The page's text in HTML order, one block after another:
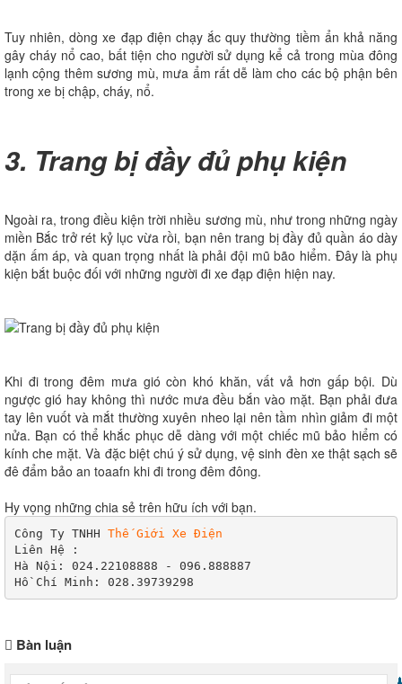
Tuy nhiên, dòng xe đạp điện chạy ắc quy thường tiềm ẩn khả năng
gây cháy nổ cao, bất tiện cho người sử dụng kể cả trong mùa đông
lạnh cộng thêm sương mù, mưa ẩm rất dễ làm cho các bộ phận bên
trong xe bị chập, cháy, nổ.
3. Trang bị đầy đủ phụ kiện
Ngoài ra, trong điều kiện trời nhiều sương mù, như trong những ngày
miền Bắc trở rét kỷ lục vừa rồi, bạn nên trang bị đầy đủ quần áo dày
dặn ấm áp, và quan trọng nhất là phải đội mũ bão hiểm. Đây là phụ
kiện bắt buộc đối với những người đi xe đạp điện hiện nay.
Khi đi trong đêm mưa gió còn khó khăn, vất vả hơn gấp bội. Dù
ngược gió hay không thì nước mưa đều bắn vào mặt. Bạn phải đưa
tay lên vuốt và mắt thường xuyên nheo lại nên tầm nhìn giảm đi một
nửa. Bạn có thể khắc phục dễ dàng với một chiếc mũ bảo hiểm có
kính che mặt. Và đặc biệt chú ý sử dụng, vệ sinh đèn xe thật sạch sẽ
đê đẩm bảo an toaafn khi đi trong đêm đông.
Hy vọng những chia sẻ trên hữu ích với bạn.
Công Ty TNHH Thế Giới Xe Điện
Liên Hệ :
Hà Nội: 024.22108888 - 096.888887
Hồ Chí Minh: 028.39739298
Bàn luận